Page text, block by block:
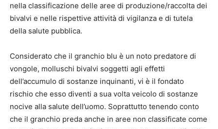
nella classificazione delle aree di produzione/raccolta dei
bivalvi e nelle rispettive attività di vigilanza e di tutela
della salute pubblica.
Considerato che il granchio blu è un noto predatore di
vongole, molluschi bivalvi soggetti agli effetti
dell’accumulo di sostanze inquinanti, vi è il fondato
rischio che esso diventi a sua volta veicolo di sostanze
nocive alla salute dell’uomo. Soprattutto tenendo conto
che il granchio preda anche in aree non classificate come